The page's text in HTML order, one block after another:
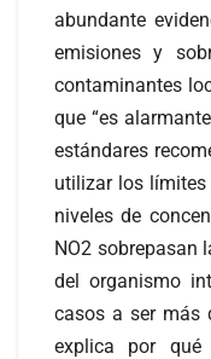
abundante
emisiones y
contaminantes
que “es
estándares
utilizar los
niveles de
NO2 sobrepasan
del organismo
casos a ser más
explica por qué